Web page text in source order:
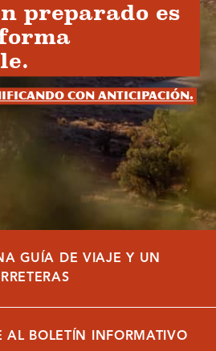
preparado es
con anticipación.
GUÍA DE VIAJE Y UN
AL BOLETÍN INFORMATIVO